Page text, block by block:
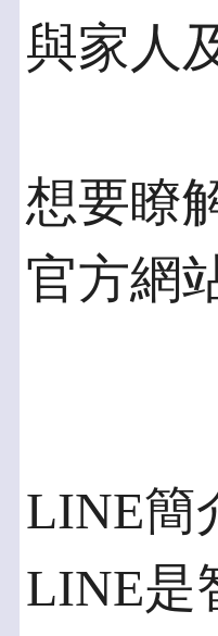
與家人
想要瞭
官方網
LINE簡
LINE是